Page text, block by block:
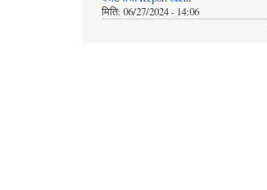
मिति: 06/27/2024 - 14:06